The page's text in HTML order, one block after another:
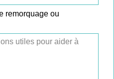
remorquage ou